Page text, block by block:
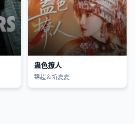
蛊色撩人
锦超＆圻夏夏